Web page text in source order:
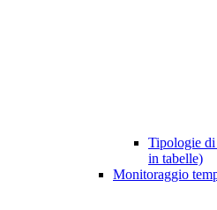
Tipologie di
in tabelle)
Monitoraggio